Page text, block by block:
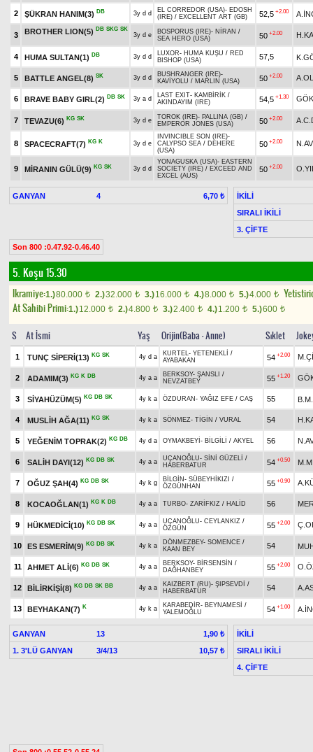
2 ŞÜKRAN HANIM(3) DB 3y d d EL CORREDOR (USA)- EDOSH
(IRE) / EXCELLENT ART (GB) 52,5 +2.00
3 BROTHER LION(5) DB SKG SK
3y d e BOSPORUS (IRE)- NİRAN /
SEA HERO (USA)
50 +2.00
4 HUMA SULTAN(1) DB 3y d d LUXOR- HUMA KUŞU / RED
BISHOP (USA)
57,5
5 BATTLE ANGEL(8) SK 3y d d BUSHRANGER (IRE)-
KAVİYOLU / MARLIN (USA) 50 +2.00
6 BRAVE BABY GIRL(2) DB SK 3y a d LAST EXIT- KAMBİRİK /
AKINDAYIM (IRE)
54,5 +1.30
7 TEVAZU(6) KG SK 3y d e TOROK (IRE)- PALLINA (GB) /
EMPEROR JONES (USA)
50 +2.00
8 SPACECRAFT(7) KG K 3y d e
INVINCIBLE SON (IRE)-
CALYPSO SEA / DEHERE
(USA)
50 +2.00
9 MİRANIN GÜLÜ(9) KG SK 3y d d
YONAGUSKA (USA)- EASTERN
SOCIETY (IRE) / EXCEED AND
EXCEL (AUS)
50 +2.00
GANYAN 4 6,70 ₺
İKİLİ
SIRALI İKİLİ
3. ÇİFTE
Son 800 :0.47.92-0.46.40
5. Koşu 15.30
Ikramiye:1.)80.000 t 2.)32.000 t 3.)16.000 t 4.)8.000 t 5.)4.000 t
At Sahibi Primi:1.)12.000 t 2.)4.800 t 3.)2.400 t 4.)1.200 t 5.)600 t
S At İsmi Yaş Orijin(Baba - Anne) Sıklet
1 TUNÇ SİPERİ(13) KG SK 4y d a KURTEL- YETENEKLİ /
AYABAKAN
54 +2.00
2 ADAMIM(3) KG K DB 4y a a BERKSOY- ŞANSLI /
NEVZATBEY
55 +1.20
3 SİYAHÜZÜM(5) KG DB SK 4y k a ÖZDURAN - YAĞIZ EFE / CAŞ 55
4 MUSLİH AĞA(11) KG SK 4y k a SÖNMEZ- TİGİN / VURAL 54
5 YEĞENİM TOPRAK(2) KG DB 4y d a OYMAKBEYİ - BİLGİLİ / AKYEL 56
6 SALİH DAYI(12) KG DB SK 4y a a UÇANOĞLU- SİNİ GÜZELİ /
HABERBATUR
54 +0.50
7 OĞUZ ŞAH(4) KG DB SK 4y k g BİLGİN - SÜBEYHİKIZI /
ÖZGÜNHAN
55 +0.90
8 KOCAOĞLAN(1) KG K DB 4y a a TURBO- ZARİFKIZ / HALİD 56
9 HÜKMEDİCİ(10) KG DB SK 4y a a UÇANOĞLU- CEYLANKIZ /
ÖZGÜN
55 +2.00
10 ES ESMERİM(9) KG DB SK 4y k a DÖNMEZBEY- SOMENCE /
KAAN BEY
54
11 AHMET ALİ(6) KG DB SK 4y a a BERKSOY- BİRSENSİN /
DAĞHANBEY
55 +2.00
12 BİLİRKİŞİ(8) KG DB SK BB 4y a a KAIZBERT (RU)- ŞIPSEVDİ
/
HABERBATUR
54
13 BEYHAKAN(7) K 4y k a KARABEDİR- BEYNAMESİ /
YALEMOĞLU
54 +1.00
GANYAN 13
1,90 ₺
1. 3'LÜ GANYAN
3/4/13 10,57 ₺
İKİLİ
SIRALI İKİLİ
4. ÇİFTE